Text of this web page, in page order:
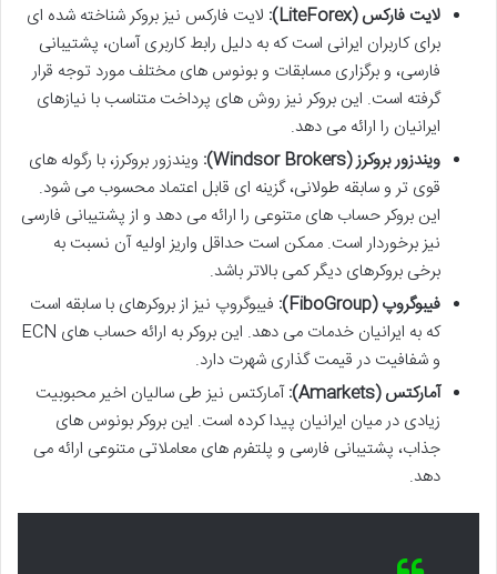
لایت فارکس (LiteForex):
لایت فارکس نیز بروکر شناخته شده ای
برای کاربران ایرانی است که به دلیل رابط کاربری آسان، پشتیبانی
فارسی، و برگزاری مسابقات و بونوس های مختلف مورد توجه قرار
گرفته است. این بروکر نیز روش های پرداخت متناسب با نیازهای
ایرانیان را ارائه می دهد.
ویندزور بروکرز (Windsor Brokers):
ویندزور بروکرز، با رگوله های
قوی تر و سابقه طولانی، گزینه ای قابل اعتماد محسوب می شود.
این بروکر حساب های متنوعی را ارائه می دهد و از پشتیبانی فارسی
نیز برخوردار است. ممکن است حداقل واریز اولیه آن نسبت به
برخی بروکرهای دیگر کمی بالاتر باشد.
فیبوگروپ (FiboGroup):
فیبوگروپ نیز از بروکرهای با سابقه است
که به ایرانیان خدمات می دهد. این بروکر به ارائه حساب های ECN
و شفافیت در قیمت گذاری شهرت دارد.
آمارکتس (Amarkets):
آمارکتس نیز طی سالیان اخیر محبوبیت
زیادی در میان ایرانیان پیدا کرده است. این بروکر بونوس های
جذاب، پشتیبانی فارسی و پلتفرم های معاملاتی متنوعی ارائه می
دهد.